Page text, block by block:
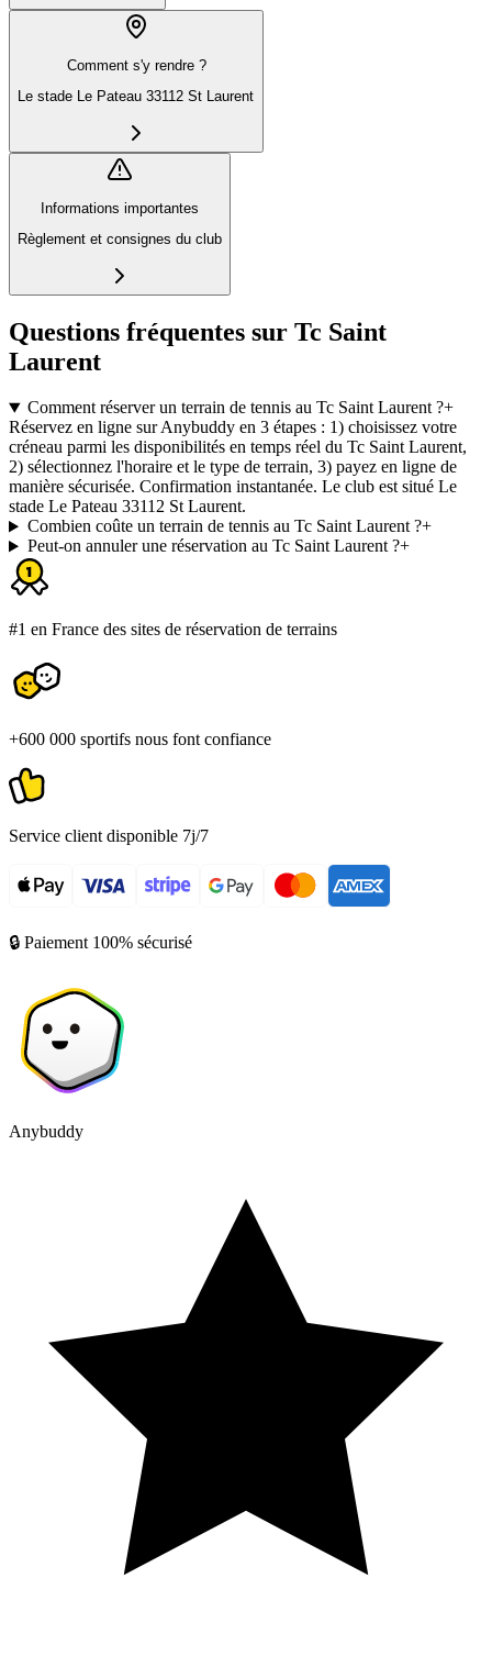
Comment s'y rendre ?
Le stade Le Pateau 33112 St Laurent
Informations importantes
Règlement et consignes du club
Questions fréquentes sur Tc Saint
Laurent
Comment réserver un terrain de tennis au Tc Saint Laurent ?+
Réservez en ligne sur Anybuddy en 3 étapes : 1) choisissez votre
créneau parmi les disponibilités en temps réel du Tc Saint Laurent,
2) sélectionnez l'horaire et le type de terrain, 3) payez en ligne de
manière sécurisée. Confirmation instantanée. Le club est situé Le
stade Le Pateau 33112 St Laurent.
Combien coûte un terrain de tennis au Tc Saint Laurent ?+
Peut-on annuler une réservation au Tc Saint Laurent ?+
#1 en France des sites de réservation de terrains
+600 000 sportifs nous font confiance
Service client disponible 7j/7
🔒 Paiement 100% sécurisé
Anybuddy